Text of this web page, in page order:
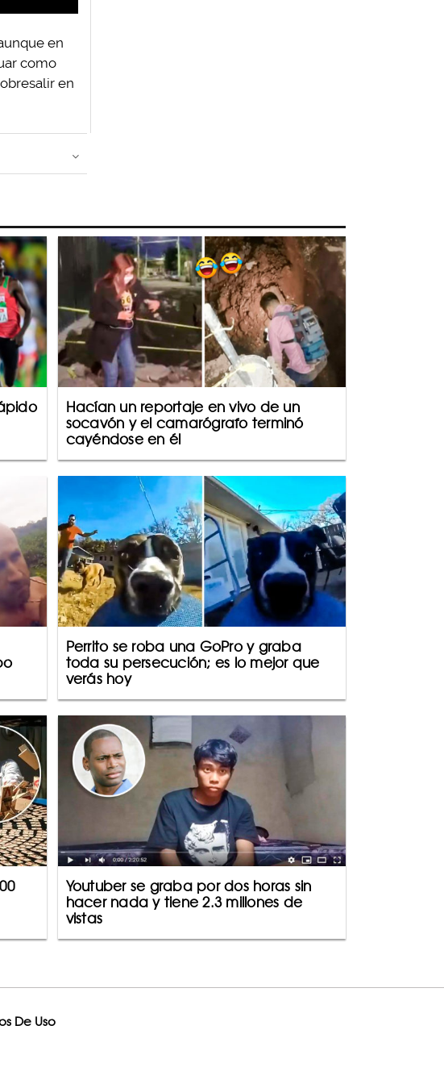
en
como
en
Hacían un reportaje en vivo de un
socavón y el camarógrafo terminó
cayéndose en él
Perrito se roba una GoPro y graba
toda su persecución; es lo mejor que
verás hoy
Youtuber se graba por dos horas sin
hacer nada y tiene 2.3 millones de
vistas
De Uso